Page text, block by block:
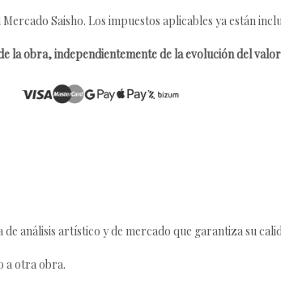
Saisho. Los impuestos aplicables ya están
la obra, independientemente de la evolución del
de análisis artístico y de mercado que garantiza su
a otra obra.